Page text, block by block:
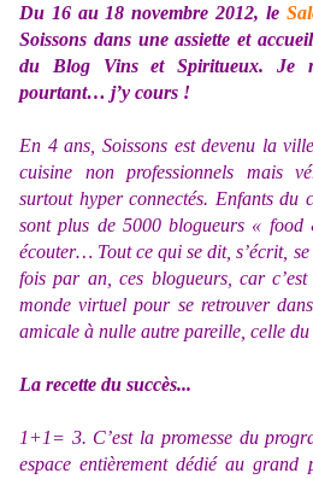
Du 16 au 18 novembre 2012, le
Soissons dans une assiette et
du Blog Vins et Spiritueux. Je
pourtant… j’y cours !
En 4 ans, Soissons est devenu la
cuisine non professionnels mais
surtout hyper connectés. Enfants du
sont plus de 5000 blogueurs « food
écouter… Tout ce qui se dit, s’écrit,
fois par an, ces blogueurs, car
monde virtuel pour se retrouver
amicale à nulle autre pareille, celle
La recette du succès...
1+1= 3. C’est la promesse du
espace entièrement dédié au